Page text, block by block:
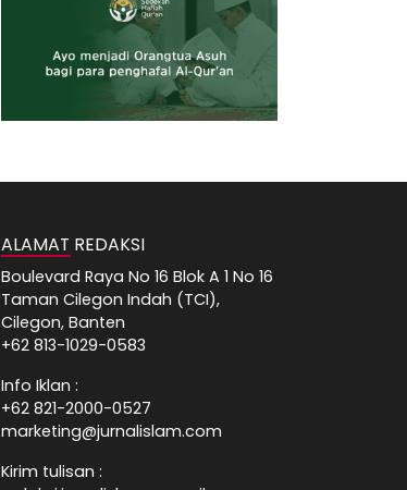
ALAMAT REDAKSI
Boulevard Raya No 16 Blok A 1 No 16
Taman Cilegon Indah (TCI),
Cilegon, Banten
+62 813-1029-0583
Info Iklan :
+62 821-2000-0527
marketing@jurnalislam.com
Kirim tulisan :